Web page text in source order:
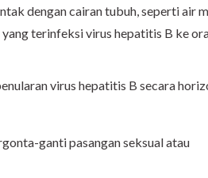
dengan cairan tubuh, seperti air
terinfeksi virus hepatitis B ke
virus hepatitis B secara
ganti pasangan seksual atau